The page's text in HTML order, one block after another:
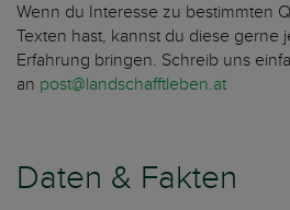
Wenn du Interesse zu bestimmten
Texten hast, kannst du diese gerne
Erfahrung bringen. Schreib uns
an post@landschafftleben.at
Daten & Fakten